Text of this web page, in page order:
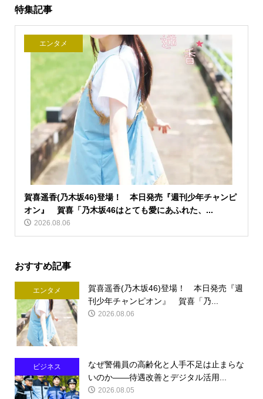
特集記事
エンタメ
賀喜遥香(乃木坂46)登場！ 本日発売『週刊少年チャンピ
オン』 賀喜「乃木坂46はとても愛にあふれた、...
2026.08.06
おすすめ記事
エンタメ
賀喜遥香(乃木坂46)登場！ 本日発売『週
刊少年チャンピオン』 賀喜「乃...
2026.08.06
ビジネス
なぜ警備員の高齢化と人手不足は止まらな
いのか――待遇改善とデジタル活用...
2026.08.05